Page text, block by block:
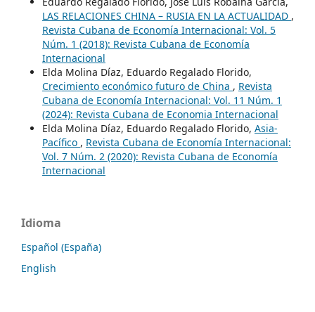
LAS RELACIONES CHINA – RUSIA EN LA ACTUALIDAD ,
Revista Cubana de Economía Internacional: Vol. 5
Núm. 1 (2018): Revista Cubana de Economía
Internacional
Elda Molina Díaz, Eduardo Regalado Florido,
Crecimiento económico futuro de China , Revista
Cubana de Economía Internacional: Vol. 11 Núm. 1
(2024): Revista Cubana de Economia Internacional
Elda Molina Díaz, Eduardo Regalado Florido, Asia-
Pacífico , Revista Cubana de Economía Internacional:
Vol. 7 Núm. 2 (2020): Revista Cubana de Economía
Internacional
Idioma
Español (España)
English